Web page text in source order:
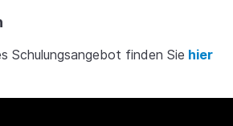
Schulungsangebot finden Sie hier